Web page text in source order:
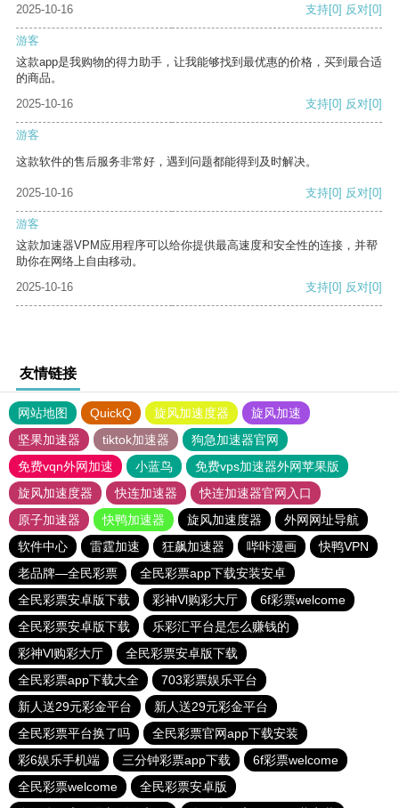
2025-10-16 支持[0] 反对[0]
游客
这款app是我购物的得力助手，让我能够找到最优惠的价格，买到最合适
的商品。
2025-10-16
支持[0] 反对[0]
游客
这款软件的售后服务非常好，遇到问题都能得到及时解决。
2025-10-16 支持[0] 反对[0]
游客
这款加速器VPM应用程序可以给你提供最高速度和安全性的连接，并帮
助你在网络上自由移动。
2025-10-16
支持[0] 反对[0]
友情链接
网站地图 QuickQ 旋风加速度器
旋风加速
坚果加速器
tiktok加速器
狗急加速器官网
免费vqn外网加速
小蓝鸟
免费vps加速器外网苹果版
旋风加速度器
快连加速器
快连加速器官网入口
原子加速器
快鸭加速器 旋风加速度器
外网网址导航
软件中心
雷霆加速 狂飙加速器 哔咔漫画
快鸭VPN
老品牌—全民彩票
全民彩票app下载安装安卓
全民彩票安卓版下载
彩神Vl购彩大厅
6f彩票welcome
全民彩票安卓版下载
乐彩汇平台是怎么赚钱的
彩神Vl购彩大厅
全民彩票安卓版下载
全民彩票app下载大全
703彩票娱乐平台
新人送29元彩金平台
新人送29元彩金平台
全民彩票平台换了吗
全民彩票官网app下载安装
彩6娱乐手机端
三分钟彩票app下载
6f彩票welcome
全民彩票welcome
全民彩票安卓版